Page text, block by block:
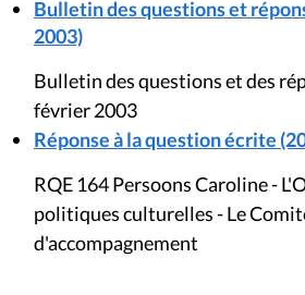
Bulletin des questions et
2003)
Bulletin des questions et des
février 2003
Réponse à la question écrite
RQE 164 Persoons Caroline -
politiques culturelles - Le
d'accompagnement